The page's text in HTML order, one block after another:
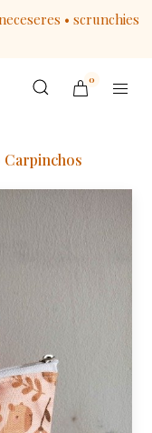
• scrunchies
0
Carpinchos